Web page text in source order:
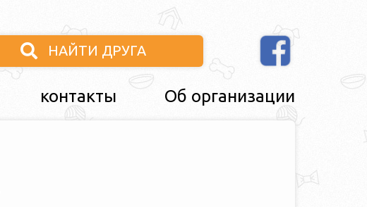
НАЙТИ ДРУГА
контакты Об организации